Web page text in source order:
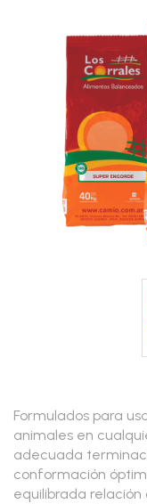
Formulados para
animales en
adecuada
conformación
equilibrada